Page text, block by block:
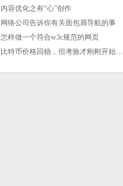
内容优化之有“心”创作
网络公司告诉你有关面包屑导航的事
怎样做一个符合w3c规范的网页
比特币价格回稳，但考验才刚刚开始…